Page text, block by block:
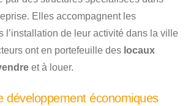
Elles accompagnent les
l’installation de leur activité dans la ville
ont en portefeuille des locaux
et à louer.
développement économiques